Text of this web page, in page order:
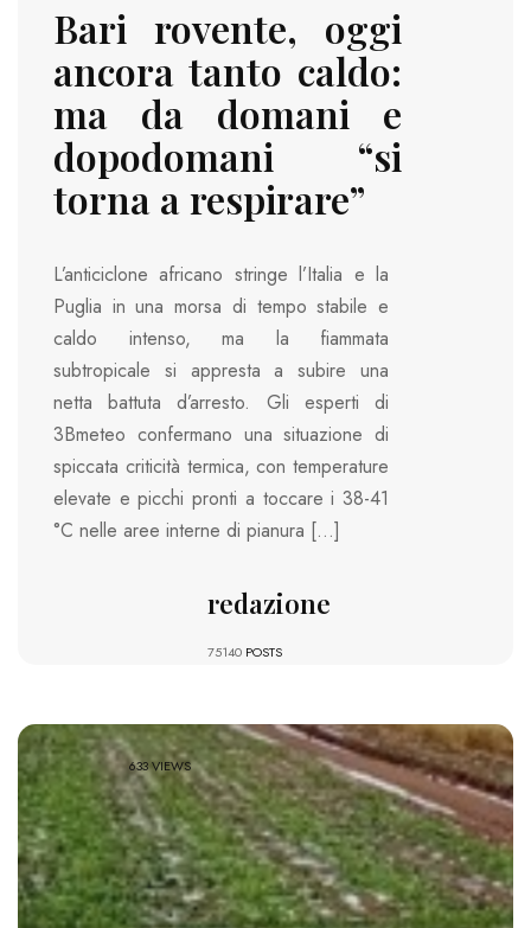
Bari rovente, oggi
ancora tanto caldo:
ma da domani e
dopodomani “si
torna a respirare”
L’anticiclone africano stringe l’Italia e la
Puglia in una morsa di tempo stabile e
caldo intenso, ma la fiammata
subtropicale si appresta a subire una
netta battuta d’arresto. Gli esperti di
3Bmeteo confermano una situazione di
spiccata criticità termica, con temperature
elevate e picchi pronti a toccare i 38-41
°C nelle aree interne di pianura […]
redazione
75140 POSTS
633 VIEWS